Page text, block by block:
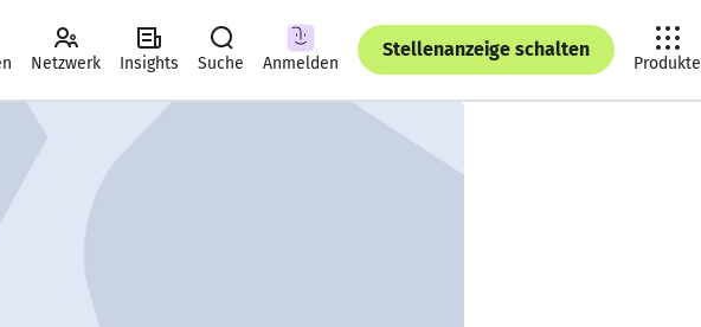
Netzwerk Insights Suche Anmelden
Stellenanzeige schalten
Produkte